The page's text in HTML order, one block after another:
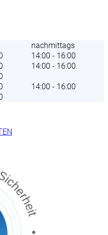
nachmittags
14:00 - 16:00
14:00 - 16:00
14:00 - 16:00